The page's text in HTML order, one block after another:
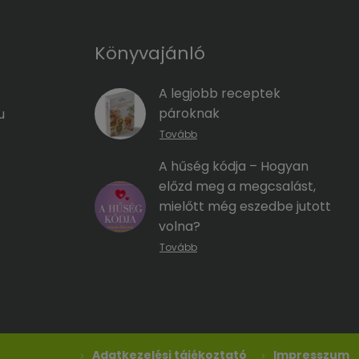
Könyvajánló
A legjobb receptek
pároknak
Tovább
A hűség kódja – Hogyan
előzd meg a megcsalást,
mielőtt még eszedbe jutott
volna?
Tovább
Adatkezelési tájékoztató Impresszum